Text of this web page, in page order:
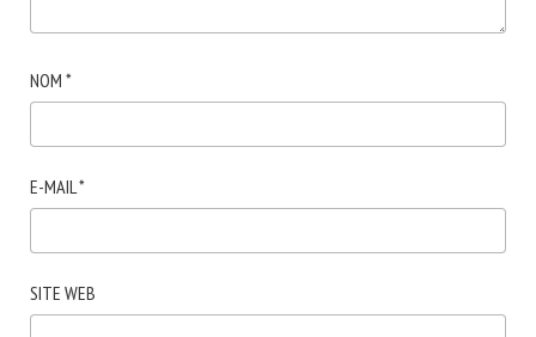
NOM *
E-MAIL*
SITE WEB